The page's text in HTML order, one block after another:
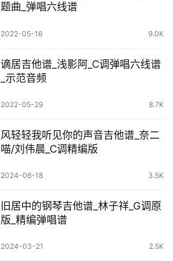
题曲_弹唱六线谱
2022-05-16 9.0K
谪居吉他谱_浅影阿_C调弹唱六线谱
_示范音频
2022-05-29 8.7K
风轻轻我听见你的声音吉他谱_奈二
喵/刘伟晨_C调精编版
2024-06-18 3.5K
旧居中的钢琴吉他谱_林子祥_G调原
版_精编弹唱谱
2024-03-21 2.5K